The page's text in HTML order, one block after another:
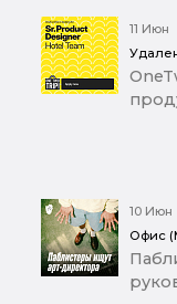
11 Июн
10 Июн
Офис